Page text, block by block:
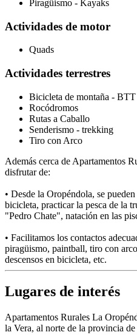
Piragüismo - Kayaks
Actividades de motor
Quads
Actividades terrestres
Bicicleta de montaña - BTT
Rocódromos
Rutas a Caballo
Senderismo - trekking
Tiro con Arco
Además cerca de Apartamentos
disfrutar de:
• Desde la Oropéndola, se
bicicleta, practicar la pesca de la
"Pedro Chate", natación en las
• Facilitamos los contactos
piragüismo, paintball, tiro con
descensos en bicicleta, etc.
Lugares de interés
Apartamentos Rurales La
la Vera, al norte de la provincia de